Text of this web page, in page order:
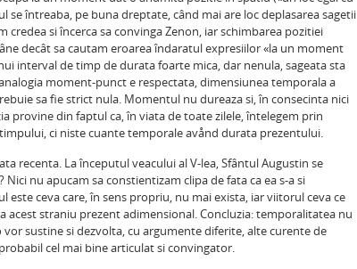
se întreaba, pe buna dreptate, când mai are loc deplasarea sagetii
si încerca sa convinga Zenon, iar schimbarea pozitiei
decât sa cautam eroarea îndaratul expresiilor «la un moment
interval de timp de durata foarte mica, dar nenula, sageata sta
moment-punct e respectata, dimensiunea temporala a
sa fie strict nula. Momentul nu dureaza si, în consecinta nici
provine din faptul ca, în viata de toate zilele, întelegem prin
ci niste cuante temporale avånd durata prezentului.
recenta. La începutul veacului al V-lea, Sfântul Augustin se
nu apucam sa constientizam clipa de fata ca ea s-a si
ceva care, în sens propriu, nu mai exista, iar viitorul ceva ce
acest straniu prezent adimensional. Concluzia: temporalitatea nu
sustine si dezvolta, cu argumente diferite, alte curente de
cel mai bine articulat si convingator.